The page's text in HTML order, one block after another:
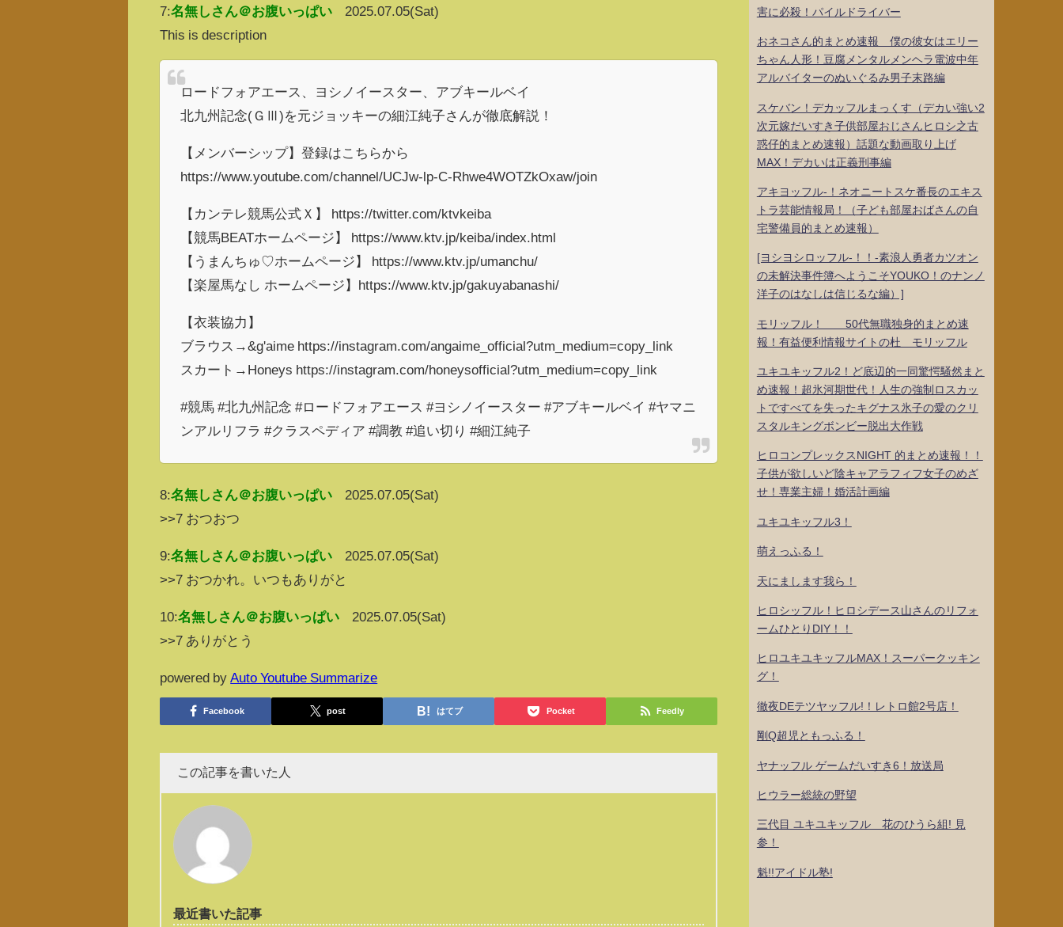
7:名無しさん＠お腹いっぱい
2025.07.05(Sat)
This is description
ロードフォアエース、ヨシノイースター、アブキールベイ
北九州記念(ＧⅢ)を元ジョッキーの細江純子さんが徹底解説！
【メンバーシップ】登録はこちらから
https://www.youtube.com/channel/UCJw-lp-C-Rhwe4WOTZkOxaw/join
【カンテレ競馬公式Ｘ】 https://twitter.com/ktvkeiba
【競馬BEATホームページ】 https://www.ktv.jp/keiba/index.html
【うまんちゅ♡ホームページ】 https://www.ktv.jp/umanchu/
【楽屋馬なし ホームページ】https://www.ktv.jp/gakuyabanashi/
【衣装協力】
ブラウス→&g'aime https://instagram.com/angaime_official?utm_medium=copy_link
スカート→Honeys https://instagram.com/honeysofficial?utm_medium=copy_link
#競馬 #北九州記念 #ロードフォアエース #ヨシノイースター #アブキールベイ #ヤマニ
ンアルリフラ #クラスペディア #調教 #追い切り #細江純子
8:名無しさん＠お腹いっぱい
2025.07.05(Sat)
>>7 おつおつ
9:名無しさん＠お腹いっぱい
2025.07.05(Sat)
>>7 おつかれ。いつもありがと
10:名無しさん＠お腹いっぱい
2025.07.05(Sat)
>>7 ありがとう
powered by Auto Youtube Summarize
Facebook post はてブ Pocket Feedly
この記事を書いた人
最近書いた記事
害に必殺！パイルドライバー
おネコさん的まとめ速報 僕の彼女はエリー
ちゃん人形！豆腐メンタルメンヘラ電波中年
アルバイターのぬいぐるみ男子末路編
スケバン！デカッフルまっくす（デカい強い2
次元嫁だいすき子供部屋おじさんヒロシ之古
惑仔的まとめ速報）話題な動画取り上げ
MAX！デカいは正義刑事編
アキヨッフル-！ネオニートスケ番長のエキス
トラ芸能情報局！（子ども部屋おばさんの自
宅警備員的まとめ速報）
[ヨシヨシロッフル-！！-素浪人勇者カツオン
の未解決事件簿へようこそYOUKO！のナンノ
洋子のはなしは信じるな編）]
モリッフル！ 50代無職独身的まとめ速
報！有益便利情報サイトの杜 モリッフル
ユキユキッフル2！ど底辺的一同驚愕騒然まと
め速報！超氷河期世代！人生の強制ロスカッ
トですべてを失ったキグナス氷子の愛のクリ
スタルキングボンビー脱出大作戦
ヒロコンプレックスNIGHT 的まとめ速報！！
子供が欲しいど陰キャアラフィフ女子のめざ
せ！専業主婦！婚活計画編
ユキユキッフル3！
萌えっふる！
天にまします我ら！
ヒロシッフル！ヒロシデース山さんのリフォ
ームひとりDIY！！
ヒロユキユキッフルMAX！スーパークッキン
グ！
徹夜DEテツヤッフル!！レトロ館2号店！
剛Q超児ともっふる！
ヤナッフル ゲームだいすき6！放送局
ヒウラー総統の野望
三代目 ユキユキッフル 花のひうら組! 見
参！
魁!!アイドル塾!